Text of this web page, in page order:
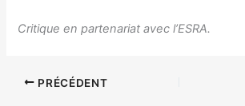
Critique en partenariat avec l’ESRA.
PRÉCÉDENT